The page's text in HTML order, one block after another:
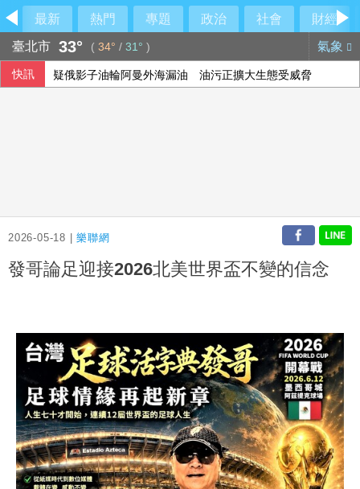
最新 熱門 專題 政治 社會
財經
臺北市 33° ( 34° / 31° ) 氣象
快訊 疑俄影子油輪阿曼外海漏油 油污正擴大生態受威脅
2026-05-18 |樂聯網
發哥論足迎接2026北美世界盃不變的信念